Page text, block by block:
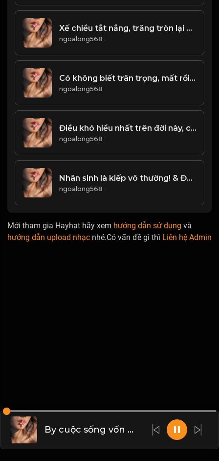
Xế chiều tắt nắng, trăng tròn lại khuyết, âu cũng là lẽ thường của thế gian &đạo
ngoalong568
Có không biết trân trọng, mất rồi mới tiếc! Đạo
ngoalong568
Điều khó hiểu nhất trên đời này, chính là Lường Người! & Đạo
ngoalong568
Nhân sinh là kiếp vô thường! & Đạo
ngoalong568
Mới tham gia Hayhat hãy xem hướng dẫn sử dụng và
hướng dẫn upload nhạc nhé.Có vấn đề gì thì Liên hệ Admin
By cuộc sống vốn không hoàn mỹ, hãy học cách dang tay đón nhận Đạo